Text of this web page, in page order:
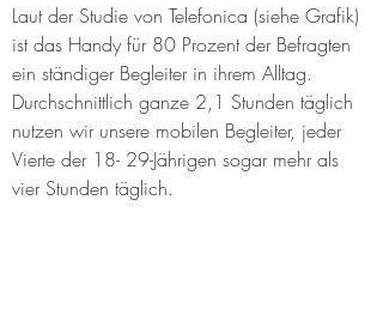
Laut der Studie von Telefonica (siehe Grafik)
ist das Handy für 80 Prozent der Befragten
ein ständiger Begleiter in ihrem Alltag.
Durchschnittlich ganze 2,1 Stunden täglich
nutzen wir unsere mobilen Begleiter, jeder
Vierte der 18- 29-Jährigen sogar mehr als
vier Stunden täglich.